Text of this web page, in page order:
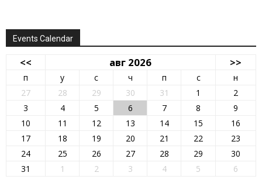
Events Calendar
<< авг 2026 >>
п у с ч п с
н
27
28 29 30 31 1
2
3
4 5 6 7 8
9
10
11 12 13 14 15
16
17
18 19 20 21 22
23
24
25 26 27 28 29
30
31
1 2 3 4 5 6